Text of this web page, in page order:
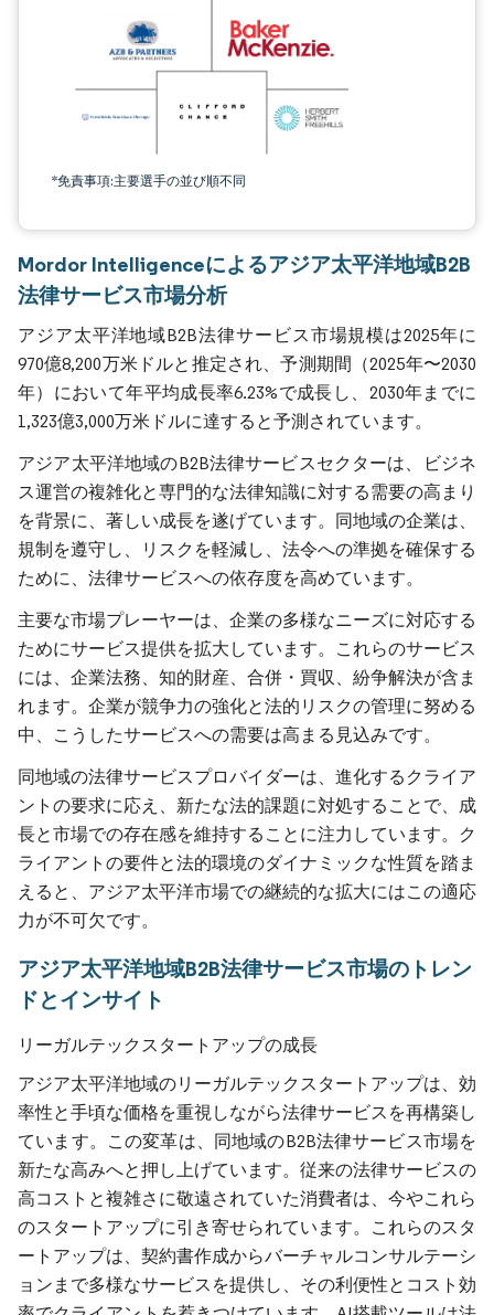
*免責事項:主要選手の並び順不同
Mordor Intelligenceによるアジア太平洋地域B2B
法律サービス市場分析
アジア太平洋地域B2B法律サービス市場規模は2025年に
970億8,200万米ドルと推定され、予測期間（2025年〜2030
年）において年平均成長率6.23%で成長し、2030年までに
1,323億3,000万米ドルに達すると予測されています。
アジア太平洋地域のB2B法律サービスセクターは、ビジネ
ス運営の複雑化と専門的な法律知識に対する需要の高まり
を背景に、著しい成長を遂げています。同地域の企業は、
規制を遵守し、リスクを軽減し、法令への準拠を確保する
ために、法律サービスへの依存度を高めています。
主要な市場プレーヤーは、企業の多様なニーズに対応する
ためにサービス提供を拡大しています。これらのサービス
には、企業法務、知的財産、合併・買収、紛争解決が含ま
れます。企業が競争力の強化と法的リスクの管理に努める
中、こうしたサービスへの需要は高まる見込みです。
同地域の法律サービスプロバイダーは、進化するクライア
ントの要求に応え、新たな法的課題に対処することで、成
長と市場での存在感を維持することに注力しています。ク
ライアントの要件と法的環境のダイナミックな性質を踏ま
えると、アジア太平洋市場での継続的な拡大にはこの適応
力が不可欠です。
アジア太平洋地域B2B法律サービス市場のトレン
ドとインサイト
リーガルテックスタートアップの成長
アジア太平洋地域のリーガルテックスタートアップは、効
率性と手頃な価格を重視しながら法律サービスを再構築し
ています。この変革は、同地域のB2B法律サービス市場を
新たな高みへと押し上げています。従来の法律サービスの
高コストと複雑さに敬遠されていた消費者は、今やこれら
のスタートアップに引き寄せられています。これらのスタ
ートアップは、契約書作成からバーチャルコンサルテーシ
ョンまで多様なサービスを提供し、その利便性とコスト効